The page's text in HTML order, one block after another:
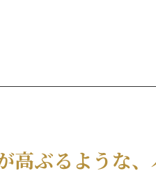
高ぶるような、